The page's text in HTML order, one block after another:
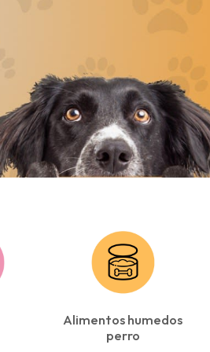
Alimentos humedos
perro